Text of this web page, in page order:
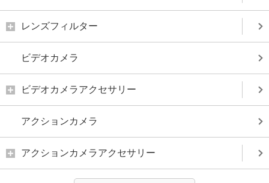
レンズフィルター
ビデオカメラ
ビデオカメラアクセサリー
アクションカメラ
アクションカメラアクセサリー